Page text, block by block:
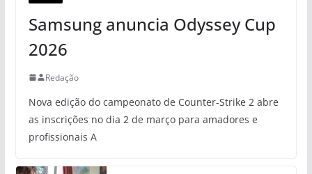
Samsung anuncia Odyssey Cup
2026
Redação
Nova edição do campeonato de Counter-Strike 2 abre
as inscrições no dia 2 de março para amadores e
profissionais A